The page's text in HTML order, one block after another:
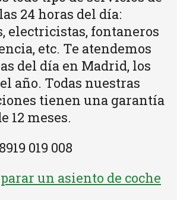
24 horas del día:
electricistas, fontaneros
etc. Te atendemos
del día en Madrid, los
año. Todas nuestras
tienen una garantía
12 meses.
019 008